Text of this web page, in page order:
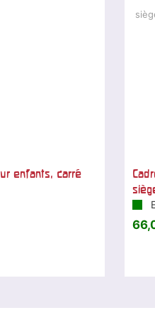
enfants, carré